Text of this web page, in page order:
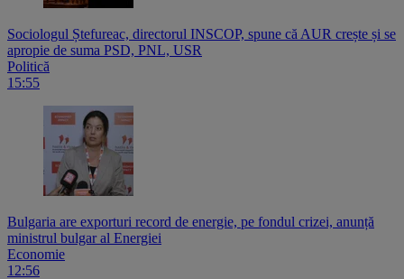
Sociologul Ștefureac, directorul INSCOP, spune că AUR crește și se
apropie de suma PSD, PNL, USR
Politică
15:55
Bulgaria are exporturi record de energie, pe fondul crizei, anunță
ministrul bulgar al Energiei
Economie
12:56